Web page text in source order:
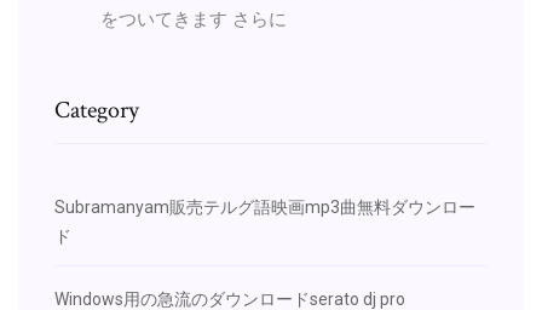
をついてきます さらに
Category
Subramanyam販売テルグ語映画mp3曲無料ダウンロー
ド
Windows用の急流のダウンロードserato dj pro